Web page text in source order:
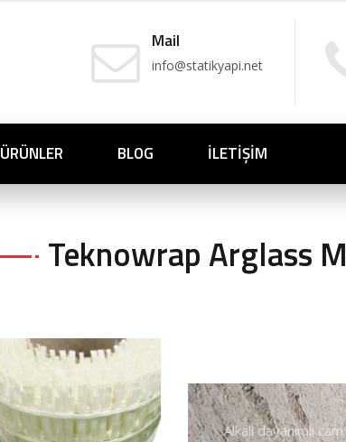
Mail
info@statikyapi.net
ÜRÜNLER BLOG İLETIŞIM
Teknowrap Arglass
Alkali dayanımlı